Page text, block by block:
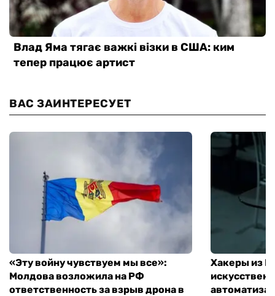
ВАС ЗАИНТЕРЕСУЕТ
«Эту войну чувствуем мы все»:
Молдова возложила на РФ
ответственность за взрыв дрона в
Хакеры из